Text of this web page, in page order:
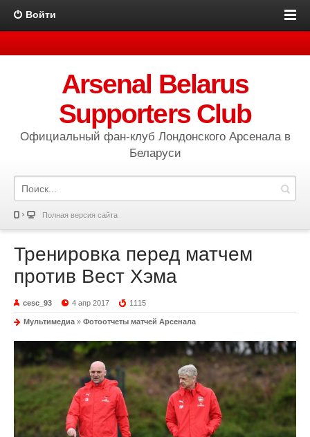
Войти
Arsenal Belarus
Supporters Club
Официальный фан-клуб Лондонского Арсенала в
Беларуси
Полная версия сайта
Тренировка перед матчем
против Вест Хэма
cesc_93 4 апр 2017 1115
Мультимедиа » Фотоотчеты матчей Арсенала